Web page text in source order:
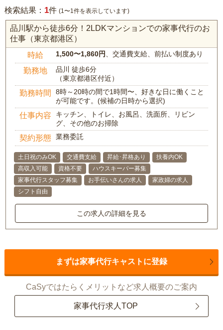
検索結果： 1件 (1〜1件を表示しています)
品川駅から徒歩6分！2LDKマンションでの家事代行のお
仕事（東京都港区）
時給 1,500〜1,860円 、交通費支給、前払い制度あり
勤務地
品川 徒歩6分
（東京都港区付近）
勤務時間
8時～20時の間で1時間〜、好きな日に働くこと
が可能です。(候補の日時から選択)
仕事内容
キッチン、トイレ、お風呂、洗面所、リビン
グ、その他のお掃除
契約形態 業務委託
土日祝のみOK 交通費支給 昇給･昇格あり
扶養内OK
高収入可能
資格不要
ハウスキーパー募集
家事代行スタッフ募集
お手伝いさんの求人
家政婦の求人
シフト自由
この求人の詳細を見る
まずは家事代行キャストに登録
CaSyではたらくメリットなど求人概要のご案内
家事代行求人TOP